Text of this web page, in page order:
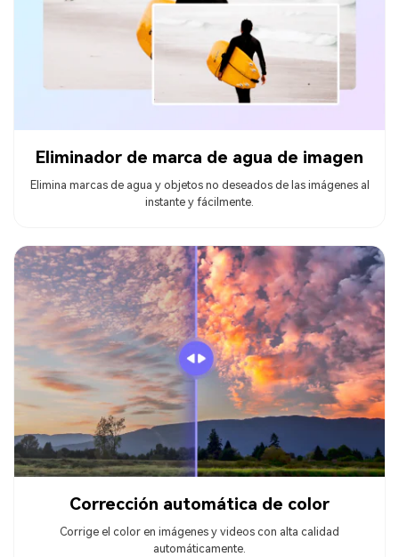
Eliminador de marca de agua de imagen
Elimina marcas de agua y objetos no deseados de las imágenes al
instante y fácilmente.
Corrección automática de color
Corrige el color en imágenes y videos con alta calidad
automáticamente.